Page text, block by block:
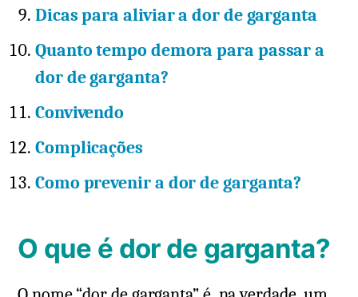
Dicas para aliviar a dor de garganta
Quanto tempo demora para passar a
dor de garganta?
Convivendo
Complicações
Como prevenir a dor de garganta?
O que é dor de garganta?